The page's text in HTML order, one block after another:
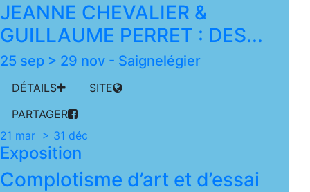
JEANNE CHEVALIER &
GUILLAUME PERRET : DES...
25 sep > 29 nov - Saignelégier
DÉTAILS
SITE
PARTAGER
21 mar > 31 déc
Exposition
Complotisme d’art et d’essai